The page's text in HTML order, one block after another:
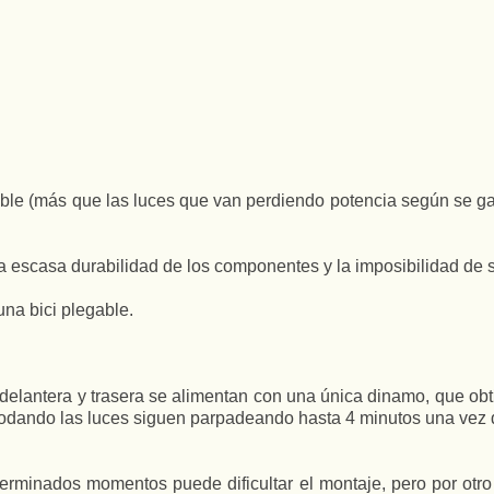
(más que las luces que van perdiendo potencia según se
durabilidad de los componentes y la imposibilidad de
bici plegable.
y trasera se alimentan con una única dinamo, que
las luces siguen parpadeando hasta 4 minutos una vez
momentos puede dificultar el montaje, pero por